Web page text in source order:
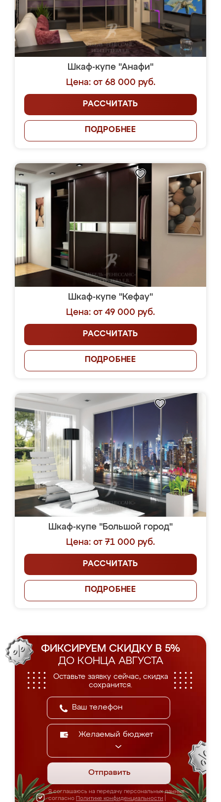
Шкаф-купе "Анафи"
Цена: от 68 000 руб.
РАССЧИТАТЬ
ПОДРОБНЕЕ
Шкаф-купе "Кефау"
Цена: от 49 000 руб.
РАССЧИТАТЬ
ПОДРОБНЕЕ
Шкаф-купе "Большой город"
Цена: от 71 000 руб.
РАССЧИТАТЬ
ПОДРОБНЕЕ
ФИКСИРУЕМ СКИДКУ В 5%
ДО КОНЦА АВГУСТА
Оставьте заявку сейчас, скидка
сохранится.
Желаемый бюджет
Отправить
Я соглашаюсь на передачу персональных данных
согласно Политике конфиденциальности